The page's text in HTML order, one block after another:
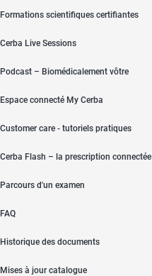
Formations scientifiques certifiantes
Cerba Live Sessions
Podcast – Biomédicalement vôtre
Espace connecté My Cerba
Customer care - tutoriels pratiques
Cerba Flash – la prescription connectée
Parcours d'un examen
FAQ
Historique des documents
Mises à jour catalogue